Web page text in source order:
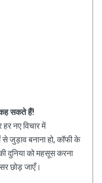
कह सकते हैं!
नए विचार में
जुड़ाव बनाना हो, कॉफी के
दुनिया को महसूस करना
छोड़ जाएँ।